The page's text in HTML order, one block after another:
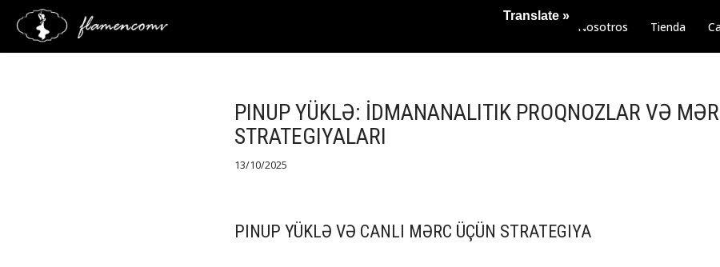
Saltar
Nosotros Tienda
PINUP YÜKLƏ: İDMANANALITIK PROQNOZLAR VƏ
STRATEGIYALARI
13/10/2025
PINUP YÜKLƏ VƏ CANLI MƏRC ÜÇÜN STRATEGIYA
Translate »